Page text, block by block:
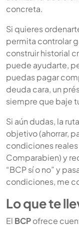
concreta.
Si quieres
permita controlar
construir historial
puede ayudarte,
puedas pagar
deuda cara, un
siempre que baje
Si aún dudas, la
objetivo (ahorrar,
condiciones
Comparabien) y
“BCP sí o no” y
condiciones, me
Lo que te
El BCPofrece